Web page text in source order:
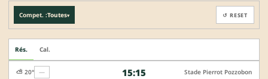
Compet. :Toutes▾ ↺ RESET
Rés. Cal.
15:15
⛅ 20° — Stade Pierrot Pozzobon